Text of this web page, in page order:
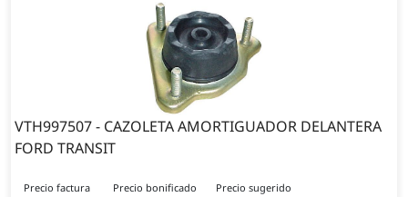
VTH997507 - CAZOLETA AMORTIGUADOR DELANTERA
FORD TRANSIT
Precio factura
Precio bonificado
Precio sugerido